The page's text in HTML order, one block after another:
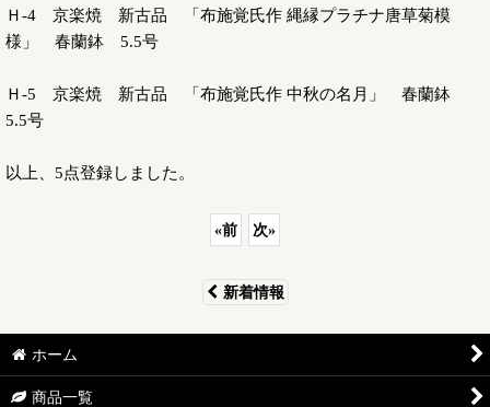
Ｈ-4 京楽焼 新古品 「布施覚氏作 縄縁プラチナ唐草菊模
様」 春蘭鉢 5.5号
Ｈ-5 京楽焼 新古品 「布施覚氏作 中秋の名月」 春蘭鉢
5.5号
以上、5点登録しました。
«前 次»
新着情報
ホーム
商品一覧